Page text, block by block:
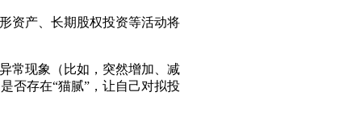
资产、长期股权投资等活动将
常现象（比如，突然增加、减
否存在“猫腻”，让自己对拟投